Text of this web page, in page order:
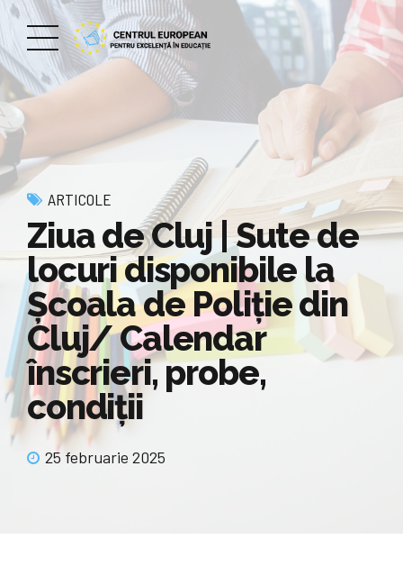
ARTICOLE
Ziua de Cluj | Sute de
locuri disponibile la
Școala de Poliție din
Cluj/ Calendar
înscrieri, probe,
condiții
25 februarie 2025